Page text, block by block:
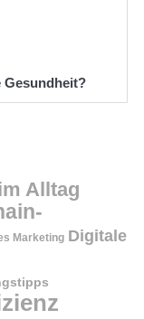
Gesundheit?
Alltag
Marketing Digitale